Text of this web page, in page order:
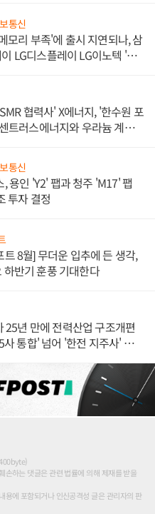
통신
모리 부족'에 출시 지연되나, 삼
LG디스플레이 LG이노텍 '탈
협력사' X에너지, '한수원 포
트러스에너지와 우라늄 계약
통신
, 용인 'Y2' 팹과 청주 'M17' 팹
투자 결정
8월] 무더운 입추에 든 생각,
반기 훈풍 기대한다
25년 만에 전력산업 구조개편
통합' 넘어 '한전 지주사' 재편
손하는 댓글은 관련 법률에 의해 제재를 받을
용에 포함되거나 인신공격성 글은 관리자의 판